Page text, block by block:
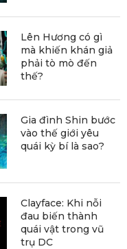
Lên Hương có gì
mà khiến khán giả
phải tò mò đến
thế?
Gia đình Shin bước
vào thế giới yêu
quái kỳ bí là sao?
Clayface: Khi nỗi
đau biến thành
quái vật trong vũ
trụ DC